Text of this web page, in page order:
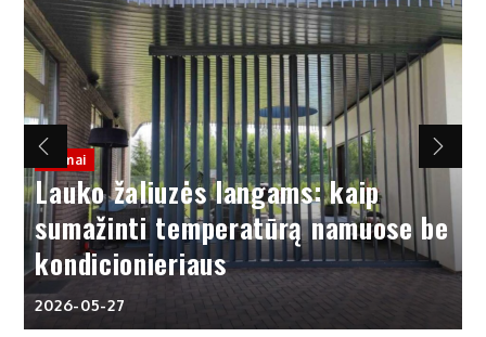
Namai
Lauko žaliuzės langams: kaip
sumažinti temperatūrą namuose be
kondicionieriaus
2026-05-27